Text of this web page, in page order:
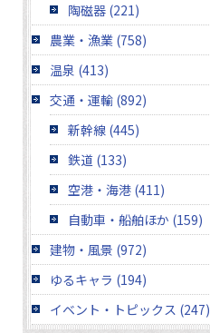
陶磁器 (221)
農業・漁業 (758)
温泉 (413)
交通・運輸 (892)
新幹線 (445)
鉄道 (133)
空港・海港 (411)
自動車・船舶ほか (159)
建物・風景 (972)
ゆるキャラ (194)
イベント・トピックス (247)